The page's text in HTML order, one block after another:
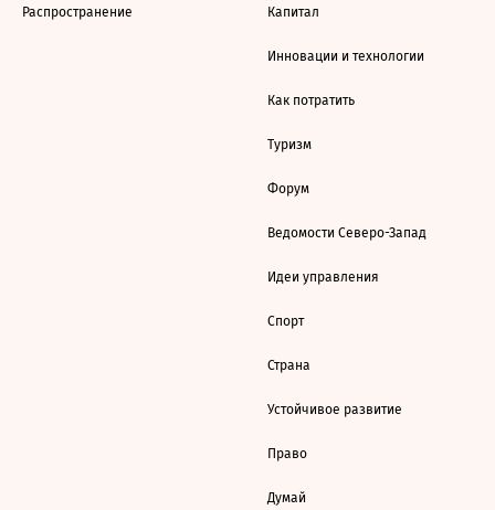
Распространение Капитал
Инновации и технологии
Как потратить
Туризм
Форум
Ведомости Северо-Запад
Идеи управления
Спорт
Страна
Устойчивое развитие
Право
Думай